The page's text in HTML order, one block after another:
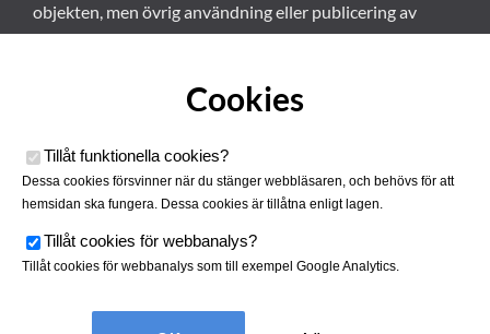
objekten, men övrig användning eller publicering av
Cookies
Tillåt funktionella cookies?
Dessa cookies försvinner när du stänger webbläsaren, och behövs för att
hemsidan ska fungera. Dessa cookies är tillåtna enligt lagen.
Tillåt cookies för webbanalys?
Tillåt cookies för webbanalys som till exempel Google Analytics.